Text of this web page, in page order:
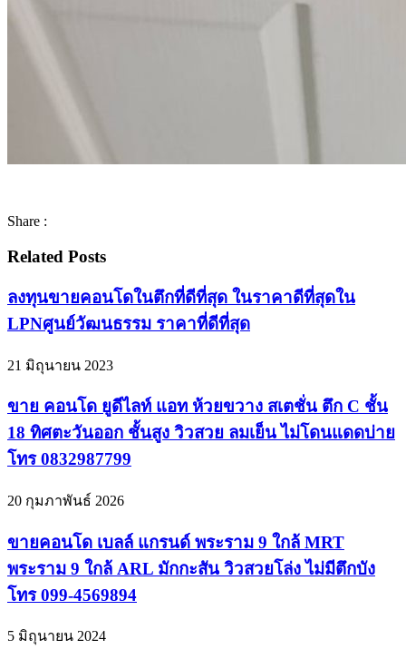
Share :
Related Posts
ลงทุนขายคอนโดในตึกที่ดีที่สุด ในราคาดีที่สุดใน
LPNศูนย์วัฒนธรรม ราคาที่ดีที่สุด
21 มิถุนายน 2023
ขาย คอนโด ยูดีไลท์ แอท ห้วยขวาง สเตชั่น ตึก C ชั้น
18 ทิศตะวันออก ชั้นสูง วิวสวย ลมเย็น ไม่โดนแดดบ่าย
โทร 0832987799
20 กุมภาพันธ์ 2026
ขายคอนโด เบลล์ แกรนด์ พระราม 9 ใกล้ MRT
พระราม 9 ใกล้ ARL มักกะสัน วิวสวยโล่ง ไม่มีตึกบัง
โทร 099-4569894
5 มิถุนายน 2024